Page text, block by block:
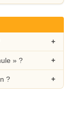
» ?
?